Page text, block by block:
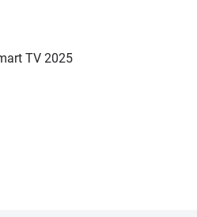
TV 2025